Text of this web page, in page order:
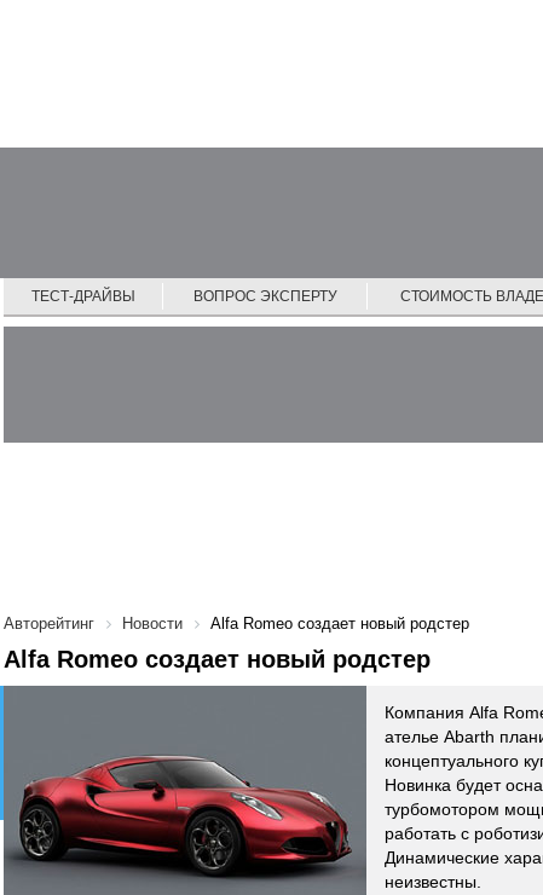
ТЕСТ-ДРАЙВЫ ВОПРОС ЭКСПЕРТУ СТОИМОСТЬ
Авторейтинг Новости Alfa Romeo создает новый родстер
Alfa Romeo создает новый родстер
Компания Alfa
ателье Abarth
концептуального
Новинка будет
турбомотором
работать с
Динамические
неизвестны.